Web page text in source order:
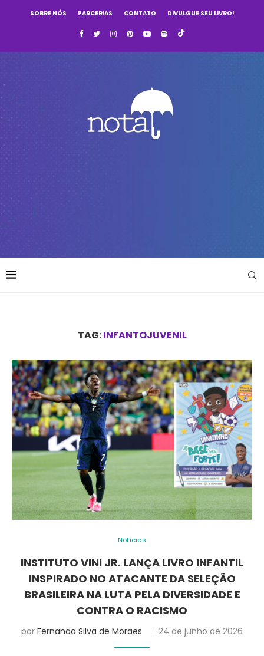
SOBRE NÓS PARCERIAS CONTATO DIVULGUE SEU LIVRO!
TAG:INFANTOJUVENIL
Notícias
INSTITUTO VINI JR. LANÇA LIVRO INFANTIL
INSPIRADO NO ATACANTE DA SELEÇÃO
BRASILEIRA NA LUTA PELA DIVERSIDADE E
CONTRA O RACISMO
por Fernanda Silva de Moraes 24 de junho de 2026